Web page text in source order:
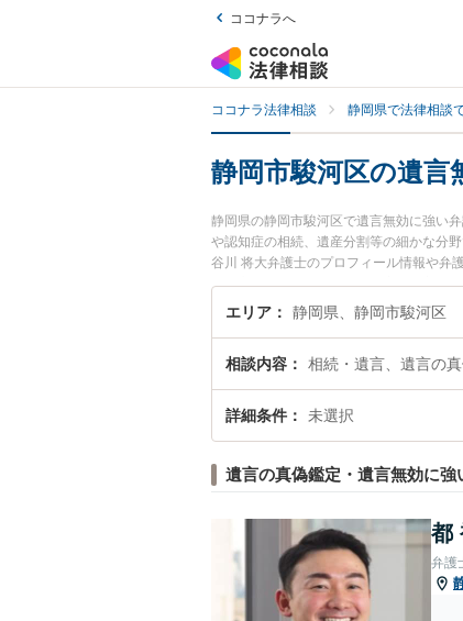
ココナラへ
ココナラ法律相談 静岡県で法律相談
静岡市駿河区の遺言
静岡県の静岡市駿河区で遺言無効に強い
や認知症の相続、遺産分割等の細かな分
谷川 将大弁護士のプロフィール情報や弁
『遺言無効のトラブル解決の実績豊富な
者さんにおすすめです。
エリア 静岡県、静岡市駿河区
相談内容 相続・遺言、遺言の
詳細条件 未選択
遺言の真偽鑑定・遺言無効に
都
弁護